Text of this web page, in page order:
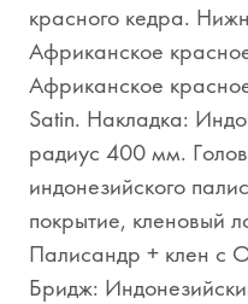
красного кедра.
Африканское
Африканское
Satin. Накладка:
радиус 400 мм.
индонезийского
покрытие, кленовый
Палисандр + клен с
Бридж: